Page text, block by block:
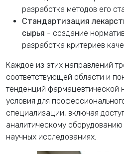
разработка методов его
Стандартизация
сырья - создание
разработка критериев
Каждое из этих направлений
соответствующей области и
тенденций фармацевтической
условия для
специализации, включая
аналитическому
научных исследованиях.